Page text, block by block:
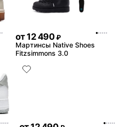
от12 490 ₽
Мартинсы Native Shoes
Fitzsimmons 3.0